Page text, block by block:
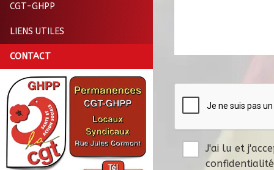
CGT-GHPP
LIENS UTILES
CONTACT
J'ai lu et